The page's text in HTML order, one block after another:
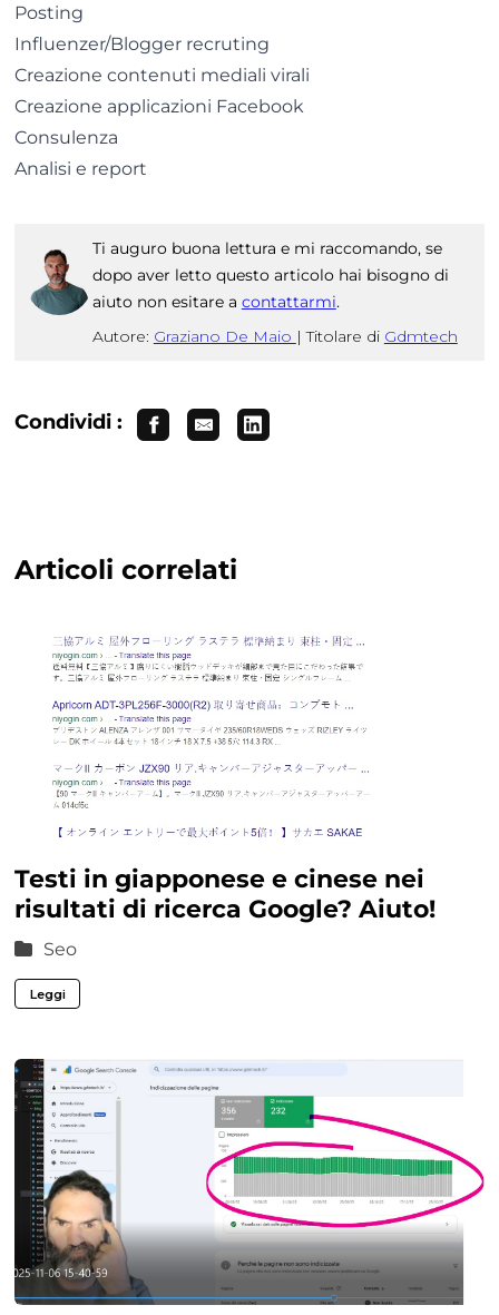
Posting
Influenzer/Blogger recruting
Creazione contenuti mediali virali
Creazione applicazioni Facebook
Consulenza
Analisi e report
Ti auguro buona lettura e mi raccomando, se
dopo aver letto questo articolo hai bisogno di
aiuto non esitare a contattarmi.
Autore: Graziano De Maio | Titolare di Gdmtech
Condividi :
Articoli correlati
Testi in giapponese e cinese nei
risultati di ricerca Google? Aiuto!
Seo
Leggi